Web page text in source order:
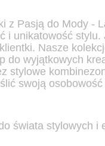
z Pasją do Mody -
i unikatowość
Nasze
do wyjątkowych
stylowe
swoją
świata stylowych i